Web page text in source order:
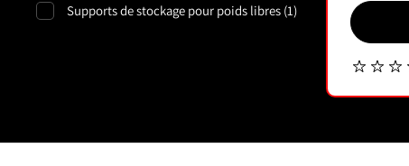
Supports de stockage pour poids libres (1)